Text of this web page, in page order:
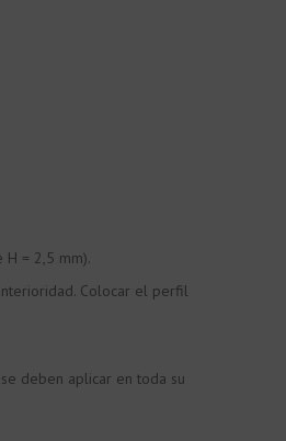
= 2,5 mm).
Colocar el perfil
deben aplicar en toda su